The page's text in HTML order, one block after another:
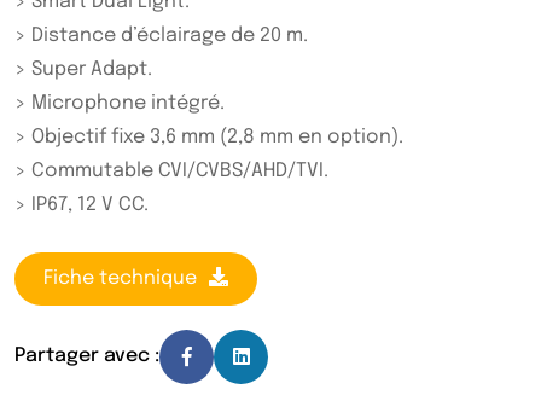
> Distance d’éclairage de 20 m.
> Super Adapt.
> Microphone intégré.
> Objectif fixe 3,6 mm (2,8 mm en option).
> Commutable CVI/CVBS/AHD/TVI.
> IP67, 12 V CC.
Fiche technique
Partager avec :